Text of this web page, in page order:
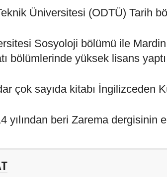
Üniversitesi (ODTÜ) Tarih
Sosyoloji bölümü ile
bölümlerinde yüksek lisans
çok sayıda kitabı İngilizceden
yılından beri Zarema dergisinin